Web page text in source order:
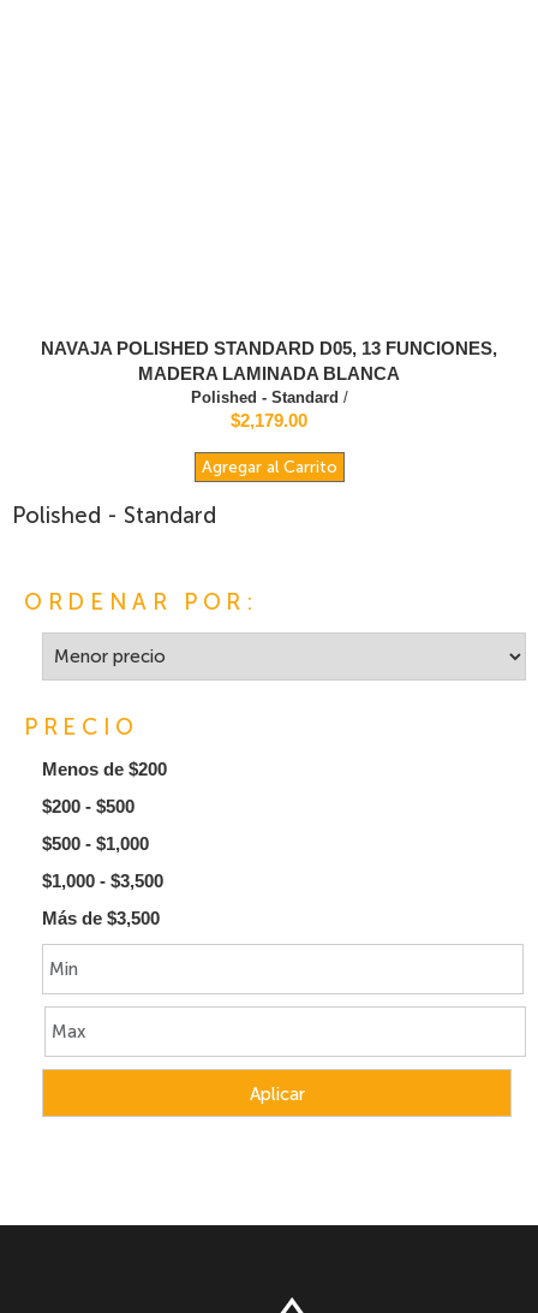
NAVAJA POLISHED STANDARD D05, 13 FUNCIONES,
MADERA LAMINADA BLANCA
Polished - Standard /
$2,179.00
Agregar al Carrito
Polished - Standard
ORDENAR POR:
PRECIO
Menos de $200
$200 - $500
$500 - $1,000
$1,000 - $3,500
Más de $3,500